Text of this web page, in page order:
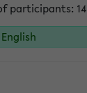
participants: 14